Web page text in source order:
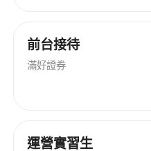
隱）條例》《銀行業（
護和金融監管法規，具
求的本地化合規運營體
戶數據均在香港本地存
性股份制银行、城市商
部保险公司、证券公司
务，公司客户留存率保
得到有效保障。 更为重
前台接待
滿好證券
運營實習生